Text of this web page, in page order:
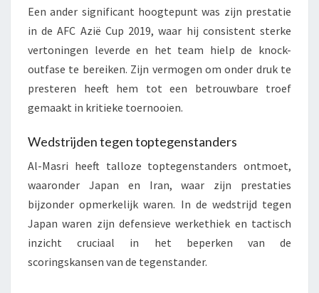
Een ander significant hoogtepunt was zijn prestatie
in de AFC Azië Cup 2019, waar hij consistent sterke
vertoningen leverde en het team hielp de knock-
outfase te bereiken. Zijn vermogen om onder druk te
presteren heeft hem tot een betrouwbare troef
gemaakt in kritieke toernooien.
Wedstrijden tegen toptegenstanders
Al-Masri heeft talloze toptegenstanders ontmoet,
waaronder Japan en Iran, waar zijn prestaties
bijzonder opmerkelijk waren. In de wedstrijd tegen
Japan waren zijn defensieve werkethiek en tactisch
inzicht cruciaal in het beperken van de
scoringskansen van de tegenstander.